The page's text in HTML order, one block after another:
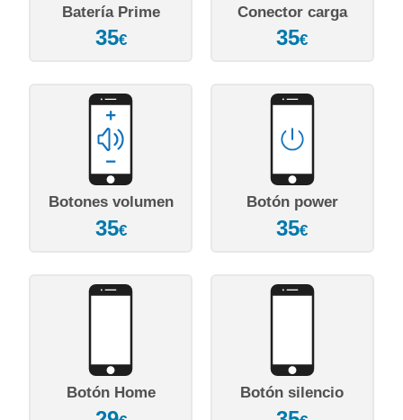
Batería Prime
35€
Conector carga
35€
Botones volumen
35€
Botón power
35€
Botón Home Botón silencio